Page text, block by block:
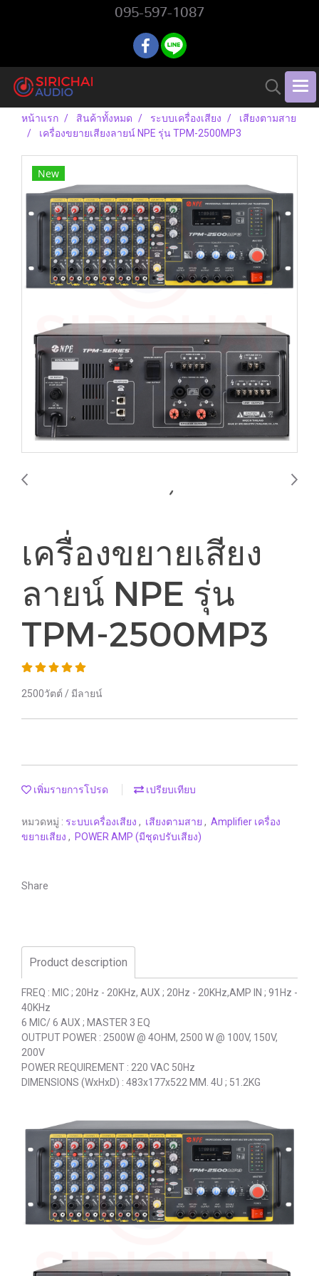
095-597-1087
หน้าแรก สินค้าทั้งหมด ระบบเครื่องเสียง
เสียงตามสาย
เครื่องขยายเสียงลายน์ NPE รุ่น TPM-2500MP3
New
เครื่องขยายเสียง
ลายน์ NPE รุ่น
TPM-2500MP3
2500วัตต์ / มีลายน์
เพิ่มรายการโปรด เปรียบเทียบ
หมวดหมู่ : ระบบเครื่องเสียง , เสียงตามสาย , Amplifier เครื่อง
ขยายเสียง , POWER AMP (มีชุดปรับเสียง)
Share
Product description
FREQ : MIC ; 20Hz - 20KHz, AUX ; 20Hz - 20KHz,AMP IN ; 91Hz -
40KHz
6 MIC/ 6 AUX ; MASTER 3 EQ
OUTPUT POWER : 2500W @ 4OHM, 2500 W @ 100V, 150V,
200V
POWER REQUIREMENT : 220 VAC 50Hz
DIMENSIONS (WxHxD) : 483x177x522 MM. 4U ; 51.2KG